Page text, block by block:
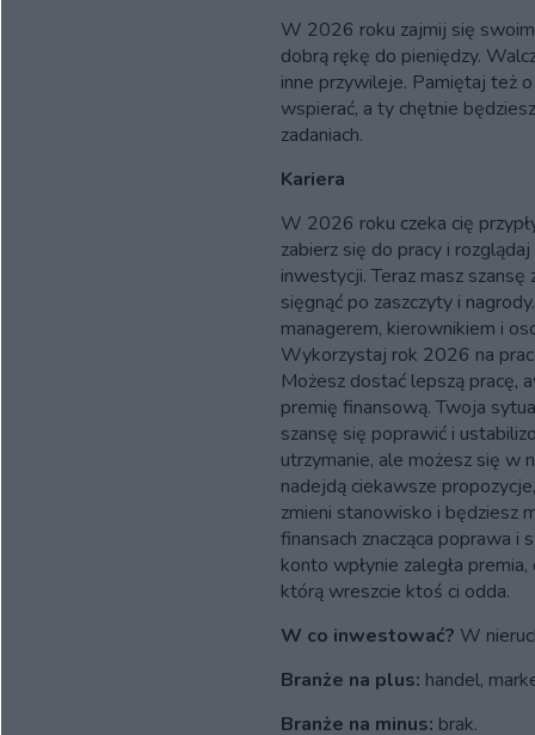
W 2026 roku zajmij się
dobrą rękę do pieniędzy.
inne przywileje. Pamiętaj też
wspierać, a ty chętnie
zadaniach.
Kariera
W 2026 roku czeka cię
zabierz się do pracy i
inwestycji. Teraz masz
sięgnąć po zaszczyty i
managerem, kierownikiem i
Wykorzystaj rok 2026 na
Możesz dostać lepszą pracę,
premię finansową. Twoja
szansę się poprawić i
utrzymanie, ale możesz się w
nadejdą ciekawsze
zmieni stanowisko i będziesz
finansach znacząca poprawa i
konto wpłynie zaległa
którą wreszcie ktoś ci odda.
W co inwestować? W
Branże na plus: handel,
Branże na minus: brak.